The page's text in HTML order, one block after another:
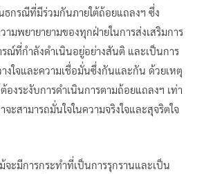
กรณีที่มีร่วมกันภายใต้ถ้อยแถลงฯ ซึ่ง
ามพยายายามของทุกฝ่ายในการส่งเสริมการ
ณ์ที่กำลังดำเนินอยู่อย่างสันติ และเป็นการ
งใจและความเชื่อมั่นซึ่งกันและกัน ด้วยเหตุ
งระงับการดำเนินการตามถ้อยแถลงฯ เท่า
ะสามารถมั่นใจในความจริงใจและสุจริตใจ
จะมีการกระทำที่เป็นการรุกรานและเป็น